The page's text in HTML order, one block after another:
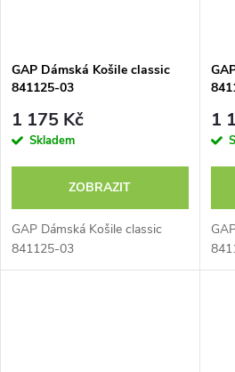
GAP Dámská Košile classic
841125-03
1 175 Kč
Skladem
ZOBRAZIT
GAP Dámská Košile classic
841125-03
1